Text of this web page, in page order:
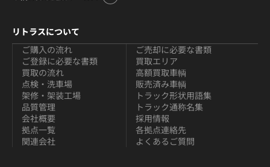
リトラスについて
ご購入の流れ
ご登録に必要な書類
買取の流れ
ご売却に必要な書類
買取エリア
高額買取車輌
点検・洗車場
架修・架装工場
品質管理
販売済み車輌
トラック形状用語集
トラック通称名集
会社概要
拠点一覧
関連会社
採用情報
各拠点連絡先
よくあるご質問